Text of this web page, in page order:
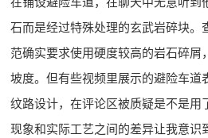
石而是经过特殊处理的玄武岩碎块。
范确实要求使用硬度较高的岩石碎屑
坡度。但有些视频里展示的避险车道
纹路设计，在评论区被质疑是不是用
现象和实际工艺之间的差异让我意识